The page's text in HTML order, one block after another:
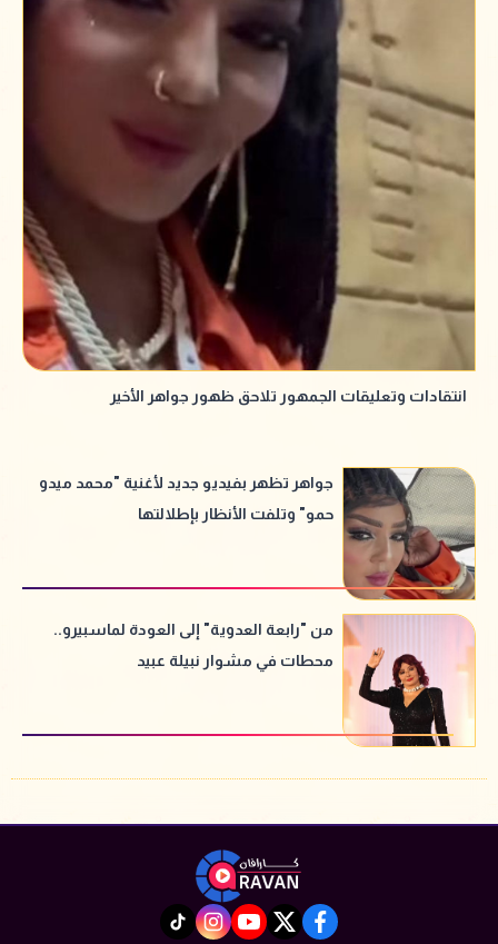
انتقادات وتعليقات الجمهور تلاحق ظهور جواهر الأخير
جواهر تظهر بفيديو جديد لأغنية "محمد ميدو
حمو" وتلفت الأنظار بإطلالتها
من "رابعة العدوية" إلى العودة لماسبيرو..
محطات في مشوار نبيلة عبيد
facebook
twitter
youtube
instagram
tiktok